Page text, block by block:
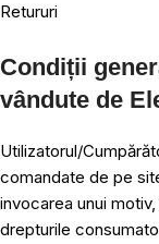
Retururi
Condiții
vândute de
Utilizatorul/
comandate de pe
invocarea unui
drepturile